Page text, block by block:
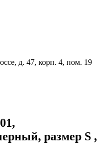
д. 47, корп. 4, пом. 19
размер S ,